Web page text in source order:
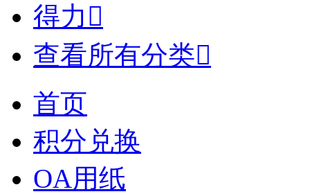
得力 
查看所有分类
首页
积分兑换
OA用纸